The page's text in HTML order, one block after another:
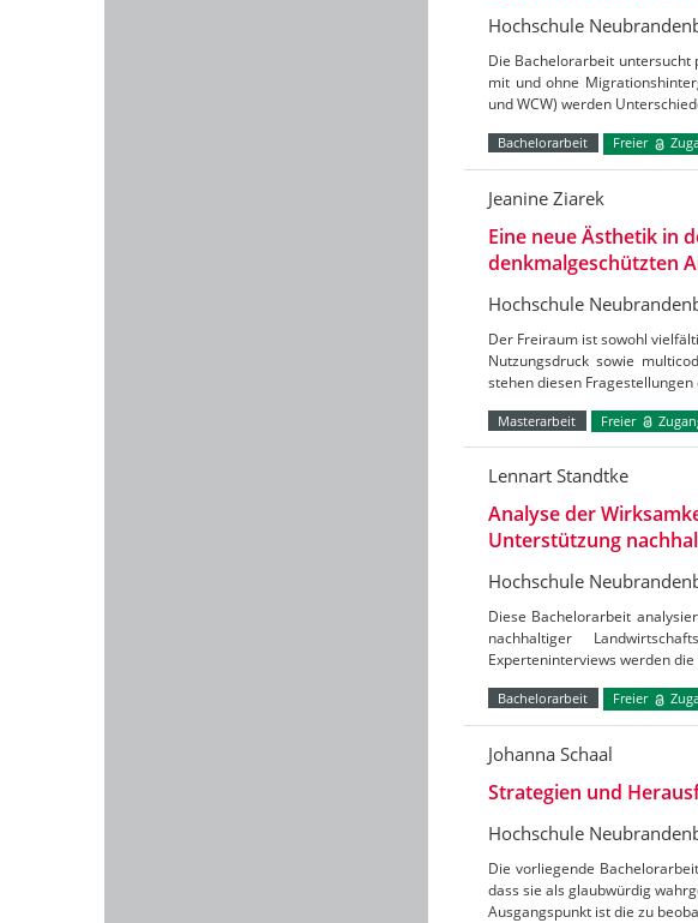
Hochschule
Die Bachelorarbeit untersucht
mit und ohne
und WCW) werden
Bachelorarbeit Freier
Jeanine Ziarek
Eine neue Ästhetik in
denkmalgeschützten
Hochschule
Der Freiraum ist sowohl
Nutzungsdruck sowie
stehen diesen
Masterarbeit Freier
Lennart Standtke
Analyse der
Unterstützung
Hochschule
Diese Bachelorarbeit
nachhaltiger
Experteninterviews werden
Bachelorarbeit Freier
Johanna Schaal
Strategien und
Hochschule
Die vorliegende
dass sie als glaubwürdig
Ausgangspunkt ist die zu